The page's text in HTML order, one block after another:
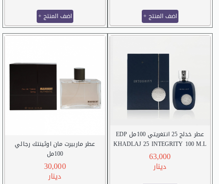
+ اضف المنتج + اضف المنتج
عطر ماربيرت مان اوثينتك رجالي
100مل
marbertman authentic for him 100ml
30,000
دينار
عطر خدلج 25 انتغريتي 100مل EDP
KHADLAJ 25 INTEGRITY 100 M.L
EDP
63,000
دينار